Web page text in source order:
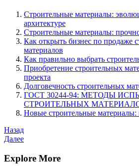
Строительные материалы:
архитектуре
Строительные материалы:
Как открыть бизнес по продаже
материалов
Как правильно выбрать
Приобретение строительных
проекта
Долговечность строительных
ГОСТ 30244-94: МЕТОДЫ
СТРОИТЕЛЬНЫХ
Новые строительные
Навигация
по
записям
Предыдущая
запись
Назад
Следующая
Далее
Explore More